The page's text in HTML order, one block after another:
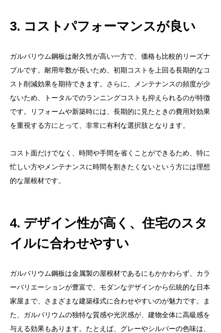
3. コストパフォーマンスが良い
ガルバリウム鋼板は耐久性が高い一方で、価格も比較的リーズナ
ブルです。耐用年数が長いため、初期コストを上回る長期的なコ
スト削減効果を期待できます。さらに、メンテナンスの頻度が少
ないため、トータルでのランニングコストも抑えられるのが特徴
です。リフォームや新築時には、長期的に見たときの費用対効果
を重視する方にとって、非常に有利な選択肢となります。
コスト面だけでなく、時間や手間を省くことができるため、特に
忙しい方やメンテナンスに時間を割きたくないという方には理想
的な屋根材です。
4. デザイン性が高く、住宅のスタ
イルに合わせやすい
ガルバリウム鋼板は金属製の屋根材であるにもかかわらず、カラ
ーバリエーションが豊富で、モダンなデザインから伝統的な日本
家屋まで、さまざまな建築様式に合わせやすいのが魅力です。ま
た、ガルバリウムの独特な質感や光沢感が、建物全体に高級感を
与える効果もあります。たとえば、グレーやシルバーの色味は、
ガルバリウム鋼板とは？その特徴と背景
ガルバリウム鋼板のメリット
1. 耐久性が非常に高い